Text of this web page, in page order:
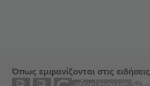
Όπως εμφανίζονται στις ειδήσεις